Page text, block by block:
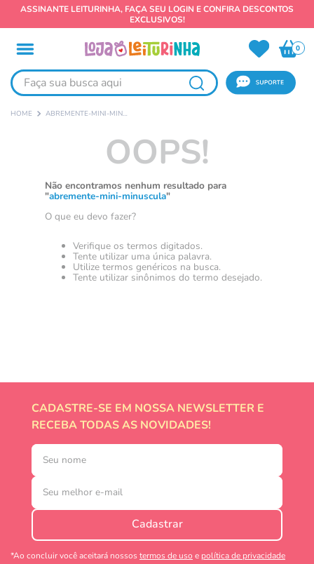
ASSINANTE LEITURINHA, FAÇA SEU LOGIN E CONFIRA DESCONTOS
EXCLUSIVOS!
0
Faça sua busca aqui
ABREMENTE-MINI-MINUSCULA
OOPS!
Não encontramos nenhum resultado para
"abremente-mini-minuscula"
O que eu devo fazer?
Verifique os termos digitados.
Tente utilizar uma única palavra.
Utilize termos genéricos na busca.
Tente utilizar sinônimos do termo desejado.
CADASTRE-SE EM NOSSA NEWSLETTER E
RECEBA TODAS AS NOVIDADES!
Cadastrar
*Ao concluir você aceitará nossos termos de uso e política de privacidade